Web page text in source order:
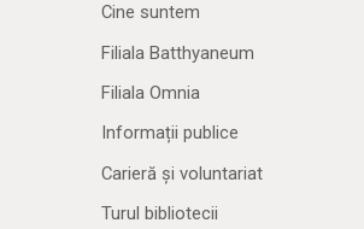
Cine suntem
Filiala Batthyaneum
Filiala Omnia
Informații publice
Carieră și voluntariat
Turul bibliotecii